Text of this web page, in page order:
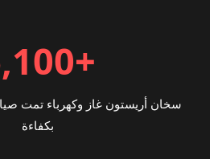
+6,100
سخان أريستون غاز وكهرباء تمت
بكفاءة